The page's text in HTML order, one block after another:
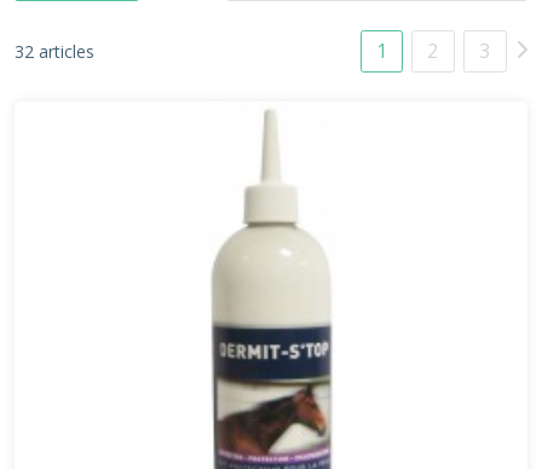
32 articles 1 2 3